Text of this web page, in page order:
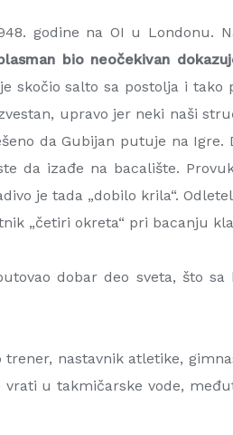
godine na OI u Londonu.
bio neočekivan
skočio salto sa postolja i
upravo jer neki naši
da Gubijan putuje na
da izađe na bacalište.
je tada „dobilo krila“.
„četiri okreta“ pri bacanju
dobar deo sveta, što
trener, nastavnik atletike,
u takmičarske vode,